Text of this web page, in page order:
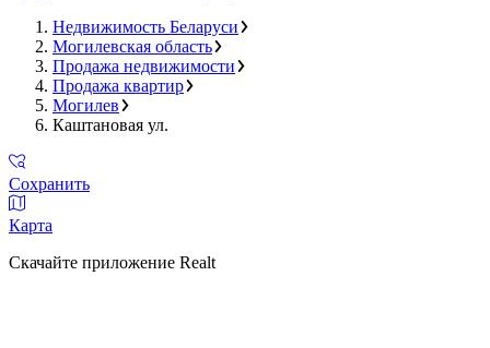
Недвижимость Беларуси
Могилевская область
Продажа недвижимости
Продажа квартир
Могилев
Каштановая ул.
Сохранить
Карта
Скачайте приложение Realt